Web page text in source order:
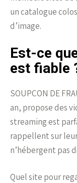
un catalogue
d’image.
Est-ce
est fiable
SOUPÇON DE
an, propose des
streaming est
rappellent sur
n’hébergent pas
Quel site pour